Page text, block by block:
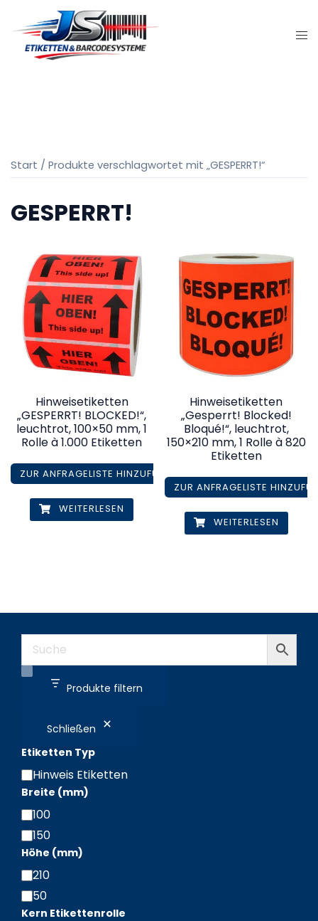
Inhalt
springen
Start / Produkte verschlagwortet mit „GESPERRT!“
GESPERRT!
Hinweisetiketten
„GESPERRT! BLOCKED!“,
leuchtrot, 100×50 mm, 1
Rolle à 1.000 Etiketten
ZUR ANFRAGELISTE HINZUFÜGEN
WEITERLESEN
Hinweisetiketten
„Gesperrt! Blocked!
Bloqué!“, leuchtrot,
150×210 mm, 1 Rolle à 820
Etiketten
ZUR ANFRAGELISTE
WEITERLESEN
Produkte filtern
Schließen
Etiketten Typ
Etiketten
Typ
Hinweis Etiketten
Breite (mm)
Breite
(mm)
100
150
Höhe (mm)
Höhe
(mm)
210
50
Kern Etikettenrolle